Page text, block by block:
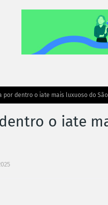
por dentro o iate mais luxuoso do
o iate